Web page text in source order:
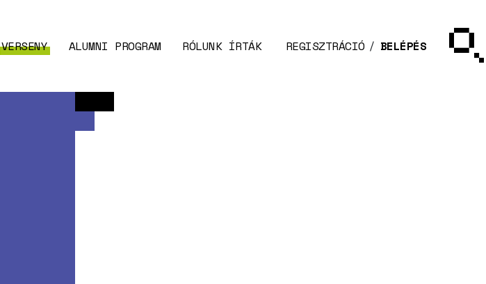
VERSENY ALUMNI PROGRAM RÓLUNK ÍRTÁK REGISZTRÁCIÓ BELÉPÉS